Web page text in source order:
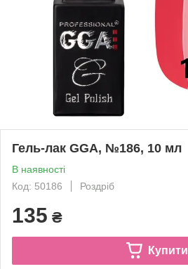
Гель-лак GGA, №186, 10 мл
В наявності
Код: 50186
Роздріб
135 ₴
Купити